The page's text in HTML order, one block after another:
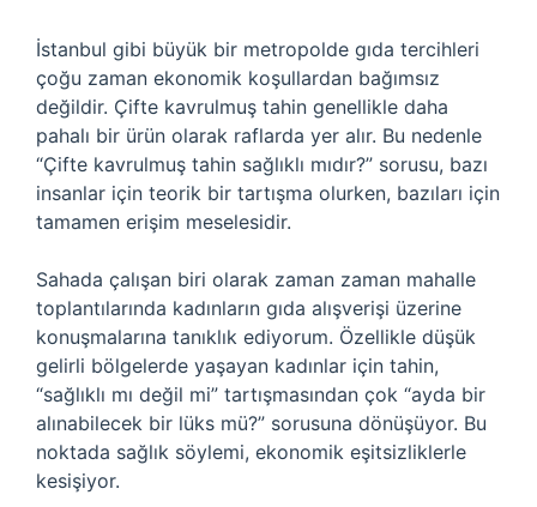
İstanbul gibi büyük bir metropolde gıda tercihleri
çoğu zaman ekonomik koşullardan bağımsız
değildir. Çifte kavrulmuş tahin genellikle daha
pahalı bir ürün olarak raflarda yer alır. Bu nedenle
“Çifte kavrulmuş tahin sağlıklı mıdır?” sorusu, bazı
insanlar için teorik bir tartışma olurken, bazıları için
tamamen erişim meselesidir.
Sahada çalışan biri olarak zaman zaman mahalle
toplantılarında kadınların gıda alışverişi üzerine
konuşmalarına tanıklık ediyorum. Özellikle düşük
gelirli bölgelerde yaşayan kadınlar için tahin,
“sağlıklı mı değil mi” tartışmasından çok “ayda bir
alınabilecek bir lüks mü?” sorusuna dönüşüyor. Bu
noktada sağlık söylemi, ekonomik eşitsizliklerle
kesişiyor.